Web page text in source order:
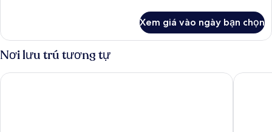
Phòng
Xem giá vào ngày bạn chọn
Nơi lưu trú tương tự
Sheraton Vistana Resort Villas, Lake Buena Vista/Orlando